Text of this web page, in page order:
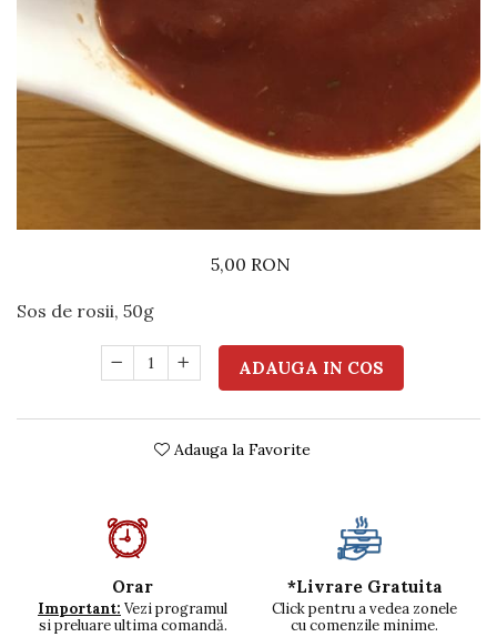
Preparate din vita
Preparate din peste
Garnituri
Salate
5,00 RON
Sos de rosii, 50g
ADAUGA IN COS
Adauga la Favorite
Orar
Important: Vezi programul
si preluare ultima comandă.
*Livrare Gratuita
Click pentru a vedea zonele
cu comenzile minime.